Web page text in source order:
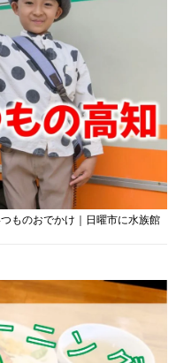
ものおでかけ｜日曜市に水族館